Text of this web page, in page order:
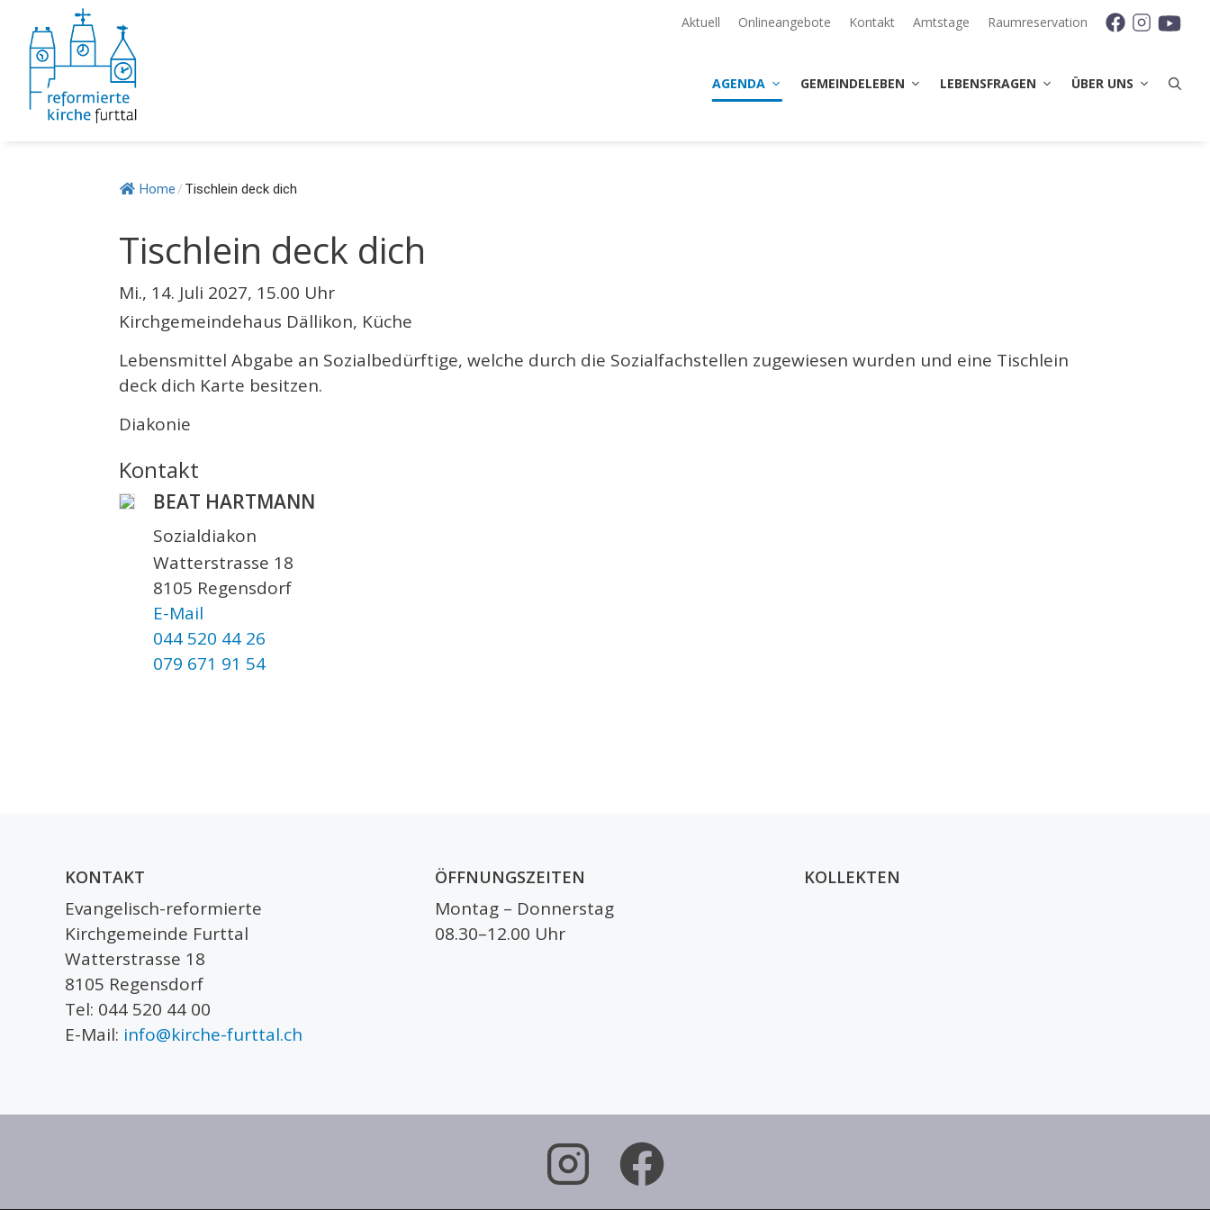
zum
Inhalt
Aktuell Onlineangebote Kontakt Amtstage Raumreservation
AGENDA GEMEINDELEBEN LEBENSFRAGEN ÜBER UNS
Home /Tischlein deck dich
Tischlein deck dich
Mi., 14. Juli 2027, 15.00 Uhr
Kirchgemeindehaus Dällikon, Küche
Lebensmittel Abgabe an Sozialbedürftige, welche durch die Sozialfachstellen zugewiesen wurden und eine Tischlein
deck dich Karte besitzen.
Diakonie
Kontakt
BEAT HARTMANN
Sozialdiakon
Watterstrasse 18
8105 Regensdorf
E-Mail
044 520 44 26
079 671 91 54
KONTAKT
Evangelisch-reformierte
Kirchgemeinde Furttal
Watterstrasse 18
8105 Regensdorf
Tel: 044 520 44 00
E-Mail: info@kirche-furttal.ch
ÖFFNUNGSZEITEN
Montag – Donnerstag
08.30–12.00 Uhr
KOLLEKTEN